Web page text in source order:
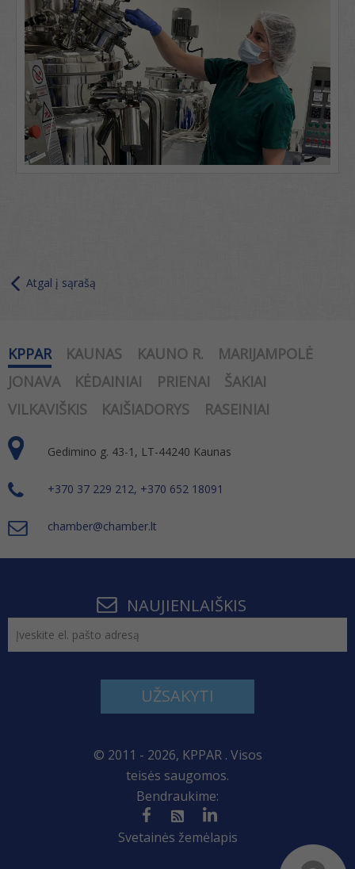
Atgal į sąrašą
KPPAR KAUNAS KAUNO R.
MARIJAMPOLĖ
JONAVA
KĖDAINIAI PRIENAI
ŠAKIAI
VILKAVIŠKIS
KAIŠIADORYS RASEINIAI
Gedimino g. 43-1, LT-44240 Kaunas
+370 37 229 212, +370 652 18091
chamber@chamber.lt
NAUJIENLAIŠKIS
UŽSAKYTI
© 2011 - 2026, KPPAR . Visos
teisės saugomos.
Bendraukime:
Svetainės žemėlapis